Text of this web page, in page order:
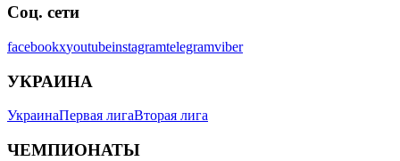
Соц. сети
facebookxyoutubeinstagramtelegramviber
УКРАИНА
УкраинаПервая лигаВторая лига
ЧЕМПИОНАТЫ